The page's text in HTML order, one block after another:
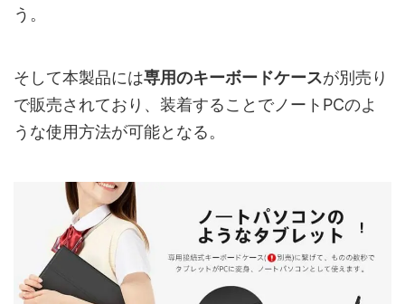
う。
そして本製品には専用のキーボードケースが別売り
で販売されており、装着することでノートPCのよ
うな使用方法が可能となる。